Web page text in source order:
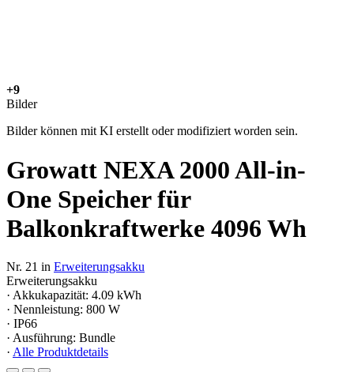
+9
Bilder
Bilder können mit KI erstellt oder modifiziert worden sein.
Growatt NEXA 2000 All-in-
One Speicher für
Balkonkraftwerke 4096 Wh
Nr. 21 in Erweiterungsakku
Erweiterungsakku
· Akkukapazität: 4.09 kWh
· Nennleistung: 800 W
· IP66
· Ausführung: Bundle
· Alle Produktdetails